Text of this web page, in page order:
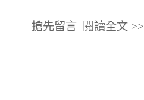
閱讀全文 >>
搶先留言